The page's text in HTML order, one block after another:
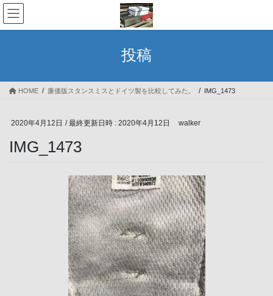
コ
ン
テ
ス
ナ
ビ
ゲ
ン
投稿
HOME 廉価版スタンスミスとドイツ製を比較してみた。 IMG_1473
2020年4月12日 / 最終更新日時 : 2020年4月12日 walker
IMG_1473